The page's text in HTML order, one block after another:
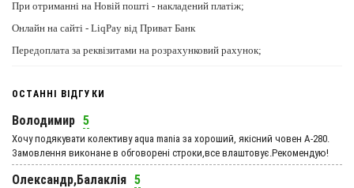
При отриманні на Новій пошті - накладений платіж;
Онлайн на сайті - LiqPay від Приват Банк
Передоплата за реквізитами на розрахунковий рахунок;
ОСТАННІ ВІДГУКИ
Володимир 5
Хочу подякувати колективу aqua mania за хороший, якісний човен А-280.
Замовлення виконане в обговорені строки,все влаштовує.Рекомендую!
Олександр,Балаклія 5